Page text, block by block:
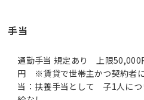
手当
通勤手当 規定あり 上限50,000
円 ※賃貸で世帯主かつ契約者
当：扶養手当として 子1人に